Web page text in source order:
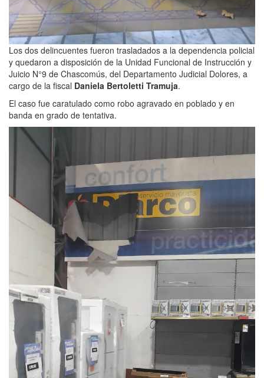
Los dos delincuentes fueron trasladados a la dependencia policial
y quedaron a disposición de la Unidad Funcional de Instrucción y
Juicio N°9 de Chascomús, del Departamento Judicial Dolores, a
cargo de la fiscal Daniela Bertoletti Tramuja.
El caso fue caratulado como robo agravado en poblado y en
banda en grado de tentativa.